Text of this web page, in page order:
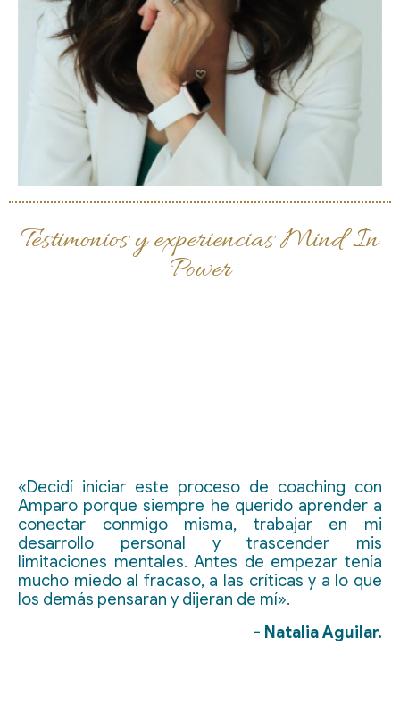
Testimonios y experiencias Mind In
Power
«Decidí iniciar este proceso de coaching con
Amparo porque siempre he querido aprender a
conectar conmigo misma, trabajar en mi
desarrollo personal y trascender mis
limitaciones mentales. Antes de empezar tenía
mucho miedo al fracaso, a las críticas y a lo que
los demás pensaran y dijeran de mí».
- Natalia Aguilar.